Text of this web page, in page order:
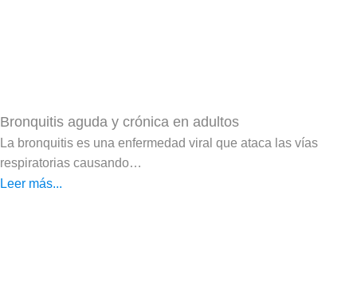
Bronquitis aguda y crónica en adultos
La bronquitis es una enfermedad viral que ataca las vías
respiratorias causando…
Leer más...